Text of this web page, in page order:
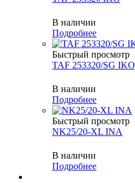
В наличии
Подробнее
Быстрый просмотр
TAF 253320/SG IKO
В наличии
Подробнее
Быстрый просмотр
NK25/20-XL INA
В наличии
Подробнее